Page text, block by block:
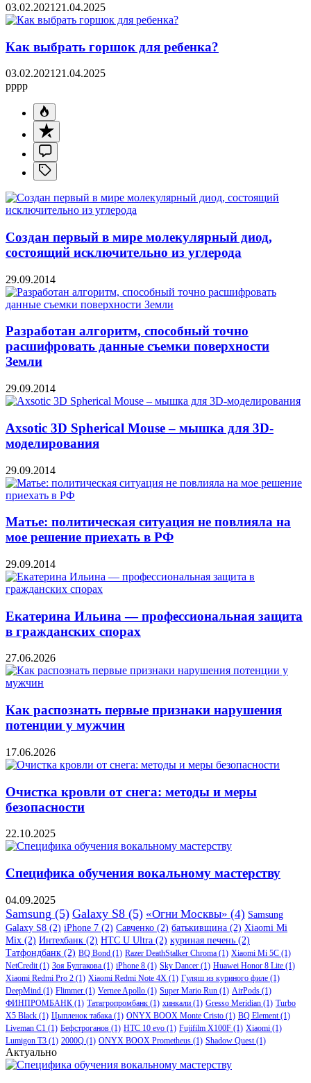
03.02.2021 21.04.2025
Как выбрать горшок для ребенка?
03.02.2021 21.04.2025
pppp
Создан первый в мире молекулярный диод,
состоящий исключительно из углерода
29.09.2014
Разработан алгоритм, способный точно
расшифровать данные съемки поверхности
Земли
29.09.2014
Axsotic 3D Spherical Mouse – мышка для 3D-
моделирования
29.09.2014
Матье: политическая ситуация не повлияла на
мое решение приехать в РФ
29.09.2014
Екатерина Ильина — профессиональная защита
в гражданских спорах
27.06.2026
Как распознать первые признаки нарушения
потенции у мужчин
17.06.2026
Очистка кровли от снега: методы и меры
безопасности
22.10.2025
Специфика обучения вокальному мастерству
04.09.2025
Samsung (5) Galaxy S8 (5) «Огни Москвы» (4) Samsung
Galaxy S8 (2) iPhone 7 (2) Савченко (2) батькивщина (2) Xiaomi Mi
Mix (2) Интехбанк (2) HTC U Ultra (2) куриная печень (2)
Татфондбанк (2) BQ Bond (1) Razer DeathStalker Chroma (1) Xiaomi Mi 5C (1)
NetCredit (1) Зоя Булгакова (1) iPhone 8 (1) Sky Dancer (1) Huawei Honor 8 Lite (1)
Xiaomi Redmi Pro 2 (1) Xiaomi Redmi Note 4X (1) Гуляш из куриного филе (1)
DeepMind (1) Flimmer (1) Vernee Apollo (1) Super Mario Run (1) AirPods (1)
ФИНПРОМБАНК (1) Татагропромбанк (1) хинкали (1) Gresso Meridian (1) Turbo
X5 Black (1) Цыпленок табака (1) ONYX BOOX Monte Cristo (1) BQ Element (1)
Liveman C1 (1) Бефстроганов (1) HTC 10 evo (1) Fujifilm X100F (1) Xiaomi (1)
Lumigon T3 (1) 2000Q (1) ONYX BOOX Prometheus (1) Shadow Quest (1)
Актуально